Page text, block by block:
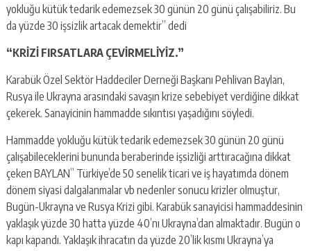
yokluğu kütük tedarik edemezsek 30 günün 20 günü çalışabiliriz. Bu
da yüzde 30 işsizlik artacak demektir” dedi
“KRİZİ FIRSATLARA ÇEVİRMELİYİZ.”
Karabük Özel Sektör Haddeciler Derneği Başkanı Pehlivan Baylan,
Rusya ile Ukrayna arasındaki savaşın krize sebebiyet verdiğine dikkat
çekerek. Sanayicinin hammadde sıkıntısı yaşadığını söyledi.
Hammadde yokluğu kütük tedarik edemezsek 30 günün 20 günü
çalışabileceklerini bununda beraberinde işsizliği arttıracağına dikkat
çeken BAYLAN” Türkiye’de 50 senelik ticari ve iş hayatımda dönem
dönem siyasi dalgalanmalar vb nedenler sonucu krizler olmuştur,
Bugün-Ukrayna ve Rusya Krizi gibi. Karabük sanayicisi hammaddesinin
yaklaşık yüzde 30 hatta yüzde 40’nı Ukrayna’dan almaktadır. Bugün o
kapı kapandı. Yaklaşık ihracatın da yüzde 20’lik kısmı Ukrayna’ya